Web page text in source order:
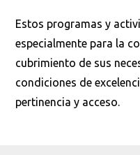
Estos programas y
especialmente para la
cubrimiento de sus
condiciones de
pertinencia y acceso.
Ordenar por: *